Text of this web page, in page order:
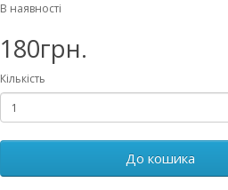
В наявності
180грн.
Кількість
До кошика